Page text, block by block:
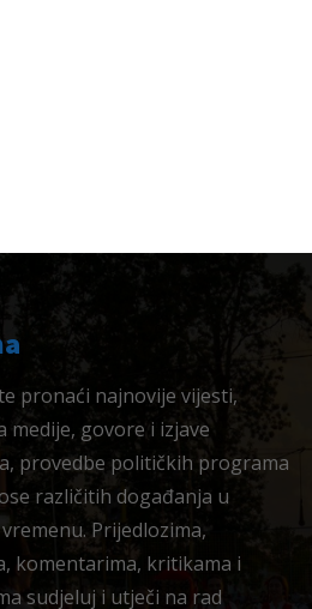
pronaći najnovije vijesti,
medije, govore i izjave
provedbe političkih programa
različitih događanja u
Prijedlozima,
komentarima, kritikama i
sudjeluj i utječi na rad